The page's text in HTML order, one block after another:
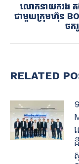
លោកនាយករង គង់
ជាមួយក្រុមហ៊ុន
ថត
RELATED